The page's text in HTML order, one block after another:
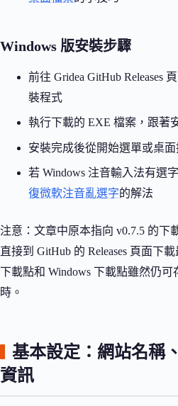
Windows 版安裝步驟
前往 Gridea GitHub Releases
裝程式
執行下載的 EXE 檔案，跟著
安裝完成後從開始選單或桌面
若 Windows 注音輸入法有選
復微軟注音亂選字的解法
注意：文章中原本指向 v0.7.5 的下
直接到 GitHub 的 Releases 頁面下
下載點和 Windows 下載點雖然仍可
時。
基本設定：網站名稱
資訊